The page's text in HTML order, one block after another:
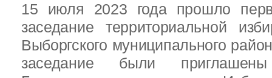
15 июля 2023 года прошло
заседание территориальной
Выборгского муниципального
заседание были